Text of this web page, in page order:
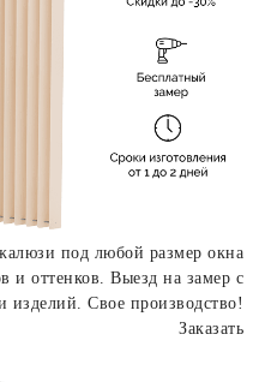
под любой размер окна
и оттенков. Выезд на замер с
изделий. Свое производство!
Заказать